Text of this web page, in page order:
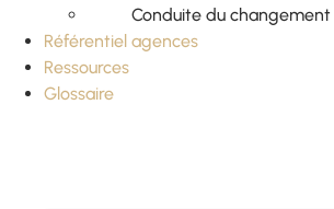
Conduite du changement
Référentiel agences
Ressources
Glossaire